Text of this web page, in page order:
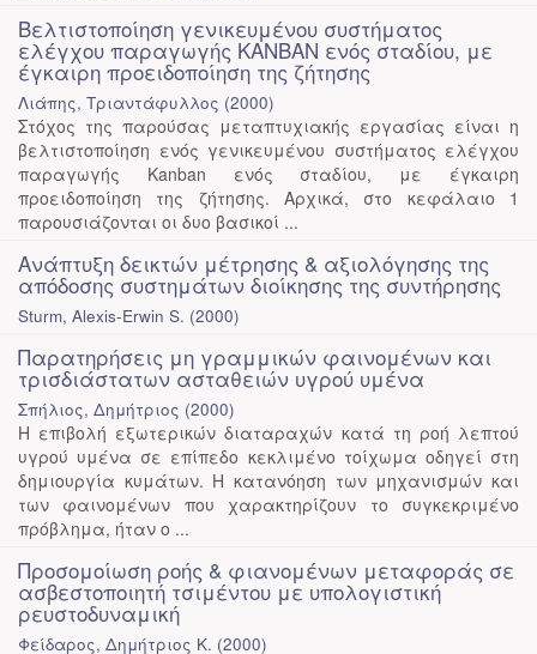
Βελτιστοποίηση γενικευμένου συστήματος
ελέγχου παραγωγής ΚΑΝΒΑΝ ενός σταδίου, με
έγκαιρη προειδοποίηση της ζήτησης
Λιάπης, Τριαντάφυλλος (2000)
Στόχος της παρούσας μεταπτυχιακής εργασίας είναι η
βελτιστοποίηση ενός γενικευμένου συστήματος ελέγχου
παραγωγής Kanban ενός σταδίου, με έγκαιρη
προειδοποίηση της ζήτησης. Αρχικά, στο κεφάλαιο 1
παρουσιάζονται οι δυο βασικοί ...
Ανάπτυξη δεικτών μέτρησης & αξιολόγησης της
απόδοσης συστημάτων διοίκησης της συντήρησης
Sturm, Alexis-Erwin S. (2000)
Παρατηρήσεις μη γραμμικών φαινομένων και
τρισδιάστατων ασταθειών υγρού υμένα
Σπήλιος, Δημήτριος (2000)
Η επιβολή εξωτερικών διαταραχών κατά τη ροή λεπτού
υγρού υμένα σε επίπεδο κεκλιμένο τοίχωμα οδηγεί στη
δημιουργία κυμάτων. Η κατανόηση των μηχανισμών και
των φαινομένων που χαρακτηρίζουν το συγκεκριμένο
πρόβλημα, ήταν ο ...
Προσομοίωση ροής & φιανομένων μεταφοράς σε
ασβεστοποιητή τσιμέντου με υπολογιστική
ρευστοδυναμική
Φείδαρος, Δημήτριος Κ. (2000)